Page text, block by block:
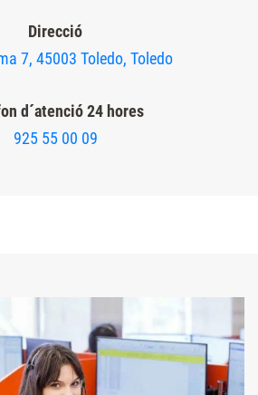
Direcció
7, 45003 Toledo, Toledo
d´atenció 24 hores
925 55 00 09